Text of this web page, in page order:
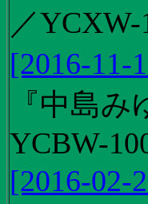
／YCXW-
[2016-11-
『中島
YCBW-
[2016-02-